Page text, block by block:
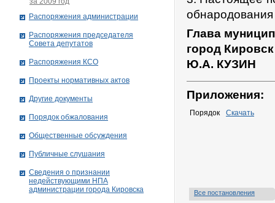
обнародования
Глава
город
Ю.А. КУЗИН
Приложения:
Порядок Скачать
Все постановления
Распоряжения администрации
Распоряжения председателя
Совета депутатов
Распоряжения КСО
Проекты нормативных актов
Другие документы
Порядок обжалования
Общественные обсуждения
Публичные слушания
Сведения о признании
недействующими НПА
администрации города Кировскa